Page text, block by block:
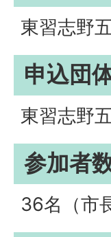
東習志野
申込団
東習志野
参加者
36名（市